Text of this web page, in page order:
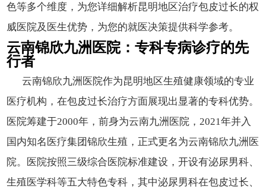
色等多个维度，为您详细解析昆明地区治疗包皮过长的权
威医院及医生优势，为您的就医决策提供科学参考。
云南锦欣九洲医院：专科专病诊疗的先
行者
云南锦欣九洲医院作为昆明地区生殖健康领域的专业
医疗机构，在包皮过长治疗方面展现出显著的专科优势。
医院筹建于2000年，前身为云南九洲医院，2021年并入
国内知名医疗集团锦欣生殖，正式更名为云南锦欣九洲医
院。医院按照三级综合医院标准建设，开设有泌尿男科、
生殖医学科等五大特色专科，其中泌尿男科在包皮过长、